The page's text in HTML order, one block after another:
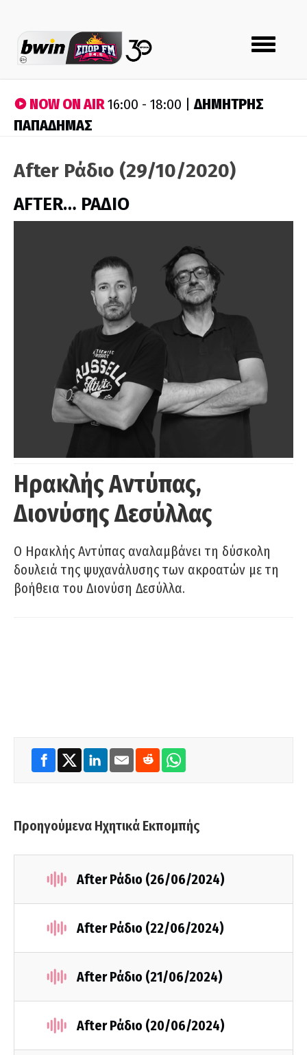
Toggle
navigation
NOW ON AIR16:00 - 18:00 |ΔΗΜΗΤΡΗΣ
ΠΑΠΑΔΗΜΑΣ
After Ράδιο (29/10/2020)
AFTER… ΡΑΔΙΟ
Ηρακλής Αντύπας,
Διονύσης Δεσύλλας
Ο Ηρακλής Αντύπας αναλαμβάνει τη δύσκολη
δουλειά της ψυχανάλυσης των ακροατών με τη
βοήθεια του Διονύση Δεσύλλα.
Προηγούμενα Ηχητικά Εκπομπής
After Ράδιο (26/06/2024)
After Ράδιο (22/06/2024)
After Ράδιο (21/06/2024)
After Ράδιο (20/06/2024)